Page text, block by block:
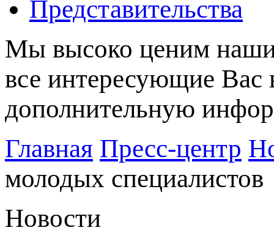
Представительства
Мы высоко ценим
все интересующие Вас
дополнительную
Главная Пресс-центр
молодых специалистов
Новости